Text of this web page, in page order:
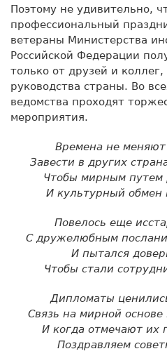
Поэтому не удивительно,
профессиональный
ветераны Министерства
Российской Федерации
только от друзей и
руководства страны. Во
ведомства проходят
мероприятия.
Времена не
Завести в других
Чтобы мирным путем
И культурный обмен
Повелось еще
С дружелюбным
И пытался
Чтобы стали
Дипломаты
Связь на мирной
И когда отмечают их
Поздравляем